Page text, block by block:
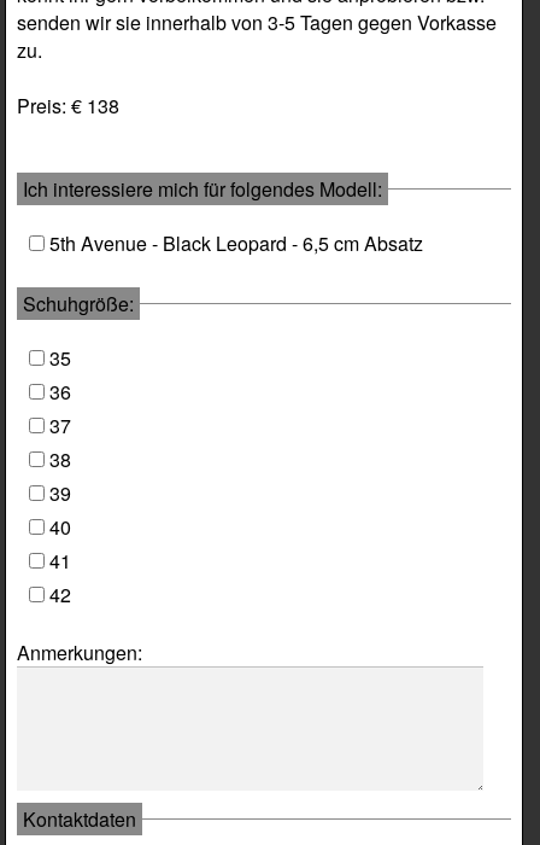
senden wir sie innerhalb von 3-5 Tagen gegen Vorkasse
zu.
Preis: € 138
Ich interessiere mich für folgendes Modell:
5th Avenue - Black Leopard - 6,5 cm Absatz
Schuhgröße:
35
36
37
38
39
40
41
42
Anmerkungen:
Kontaktdaten